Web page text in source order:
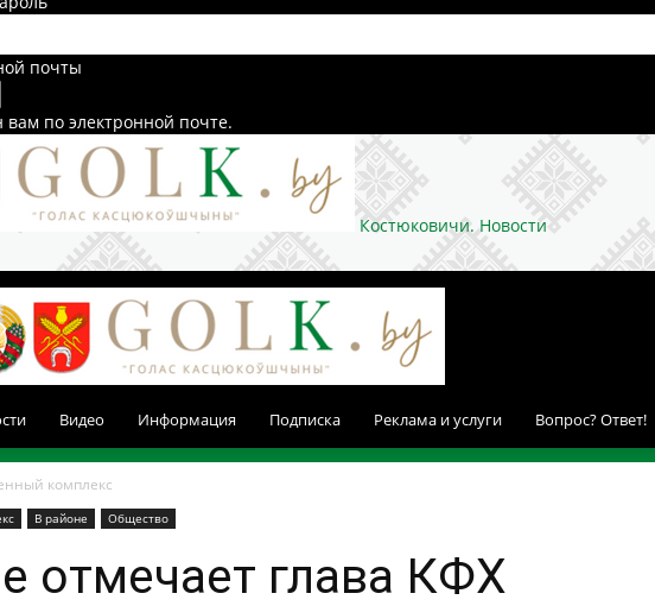
почты
вам по электронной почте.
Костюковичи. Новости
Видео Информация Подписка Реклама и услуги Вопрос? Ответ!
комплекс
В районе Общество
отмечает глава КФХ